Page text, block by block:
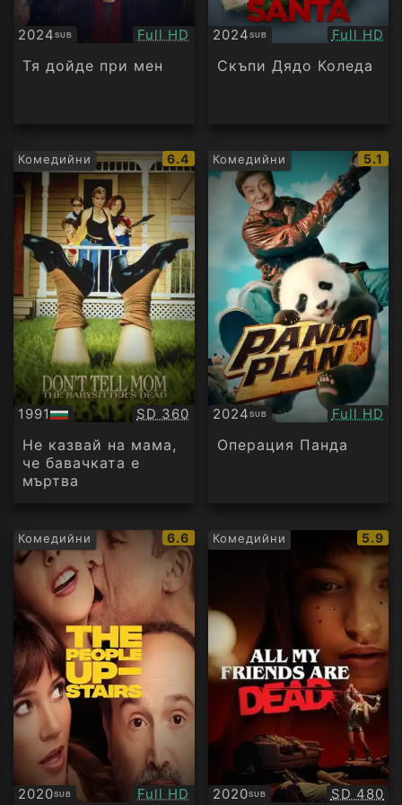
2024SUB
Субтитри Качество:
Full HD
Тя дойде при мен
2024SUB
Субтитри Full HD
Скъпи Дядо Коледа
Комедийни
IMDb
рейтинг:
6.4
1991
БГ
аудио
Качество:
SD 360
Не казвай на мама,
че бавачката е
мъртва
Комедийни
IMDb
5.1
2024SUB
Субтитри Full HD
Операция Панда
Комедийни
IMDb
рейтинг:
6.6
2020SUB
Субтитри Качество:
Full HD
Комедийни
IMDb
5.9
2020SUB
Субтитри SD 480